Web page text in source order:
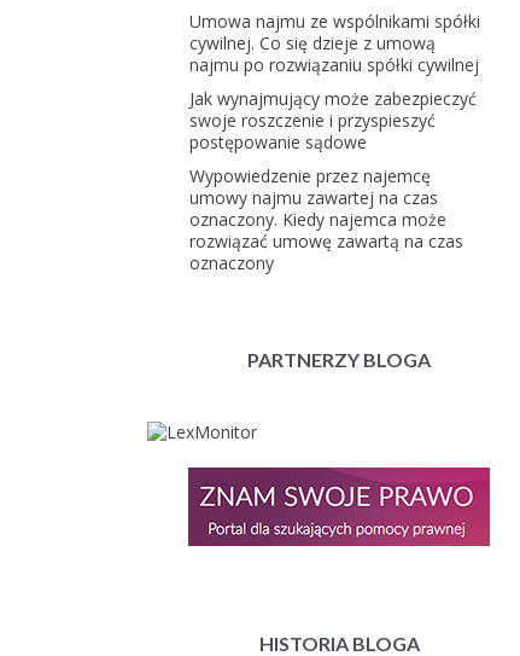
Umowa najmu ze wspólnikami spółki
cywilnej. Co się dzieje z umową
najmu po rozwiązaniu spółki cywilnej
Jak wynajmujący może zabezpieczyć
swoje roszczenie i przyspieszyć
postępowanie sądowe
Wypowiedzenie przez najemcę
umowy najmu zawartej na czas
oznaczony. Kiedy najemca może
rozwiązać umowę zawartą na czas
oznaczony
PARTNERZY BLOGA
HISTORIA BLOGA